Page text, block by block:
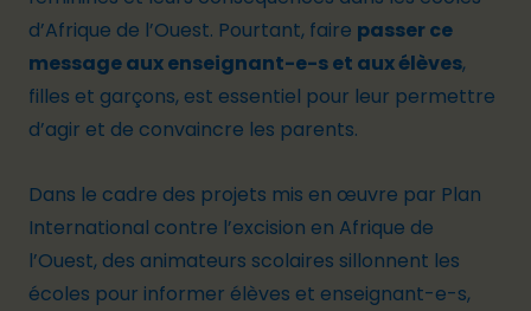
d’Afrique de l’Ouest. Pourtant, faire passer ce
message aux enseignant-e-s et aux élèves,
filles et garçons, est essentiel pour leur permettre
d’agir et de convaincre les parents.
Dans le cadre des projets mis en œuvre par Plan
International contre l’excision en Afrique de
l’Ouest, des animateurs scolaires sillonnent les
écoles pour informer élèves et enseignant-e-s,